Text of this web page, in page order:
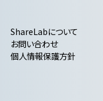
ShareLabについて
お問い合わせ
個人情報保護方針